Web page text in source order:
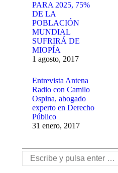
PARA 2025, 75%
DE LA
POBLACIÓN
MUNDIAL
SUFRIRÁ DE
MIOPÍA
1 agosto, 2017
Entrevista Antena
Radio con Camilo
Ospina, abogado
experto en Derecho
Público
31 enero, 2017
Buscar: